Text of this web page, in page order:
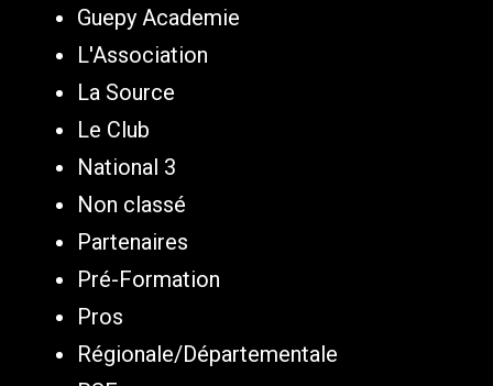
Guepy Academie
L'Association
La Source
Le Club
National 3
Non classé
Partenaires
Pré-Formation
Pros
Régionale/Départementale